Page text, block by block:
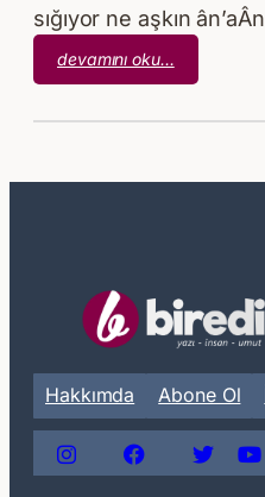
sığıyor ne aşkın
devamını oku…:
Bir
Hakkımda Abone Ol